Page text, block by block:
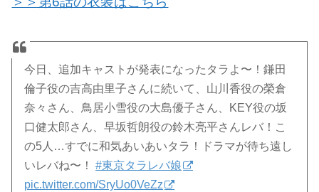
今日、追加キャストが発表になったタラよ〜！鎌田
倫子役の吉高由里子さんに続いて、山川香役の榮倉
奈々さん、鳥居小雪役の大島優子さん、KEY役の坂
口健太郎さん、早坂哲朗役の鈴木亮平さんレバ！こ
の5人…すでに和気あいあいタラ！ドラマが待ち遠し
いレバね〜！#東京タラレバ娘
pic.twitter.com/SryUo0VeZz